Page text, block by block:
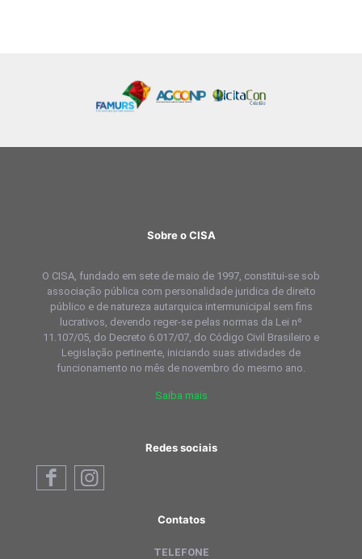
Sobre o CISA
O CISA, fundado em sete de maio de 1997, constitui-se sob
associação pública com personalidade juridica de direito
público e de natureza autarquica intermunicipal sem fins
lucrativos, devendo reger-se pelas normas da Lei nº
11.107/05, do Decreto 6.017/07, do Código Civil Brasileiro e
Legislação pertinente, iniciando suas atividades de
funcionamento no mês de novembro do mesmo ano.
Saiba mais
Redes sociais
Contatos
TELEFONE